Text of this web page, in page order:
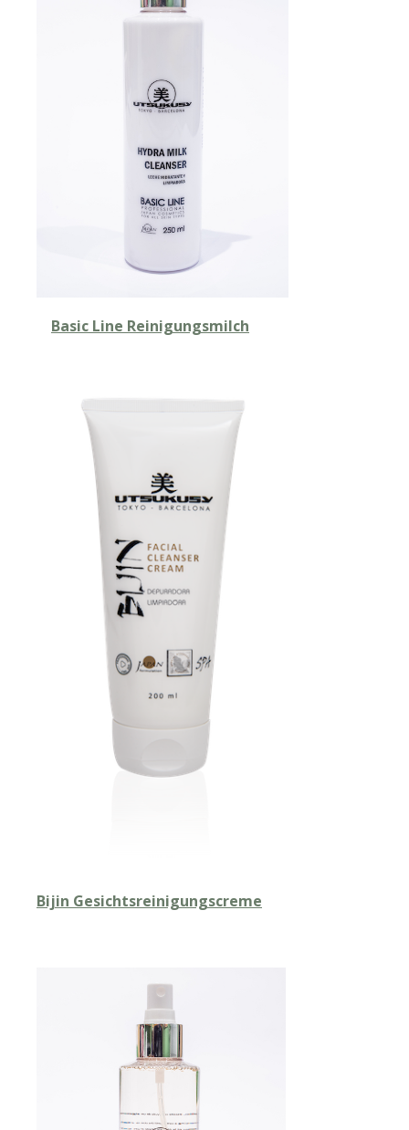
Basic Line Reinigungsmilch
Bijin Gesichtsreinigungscreme